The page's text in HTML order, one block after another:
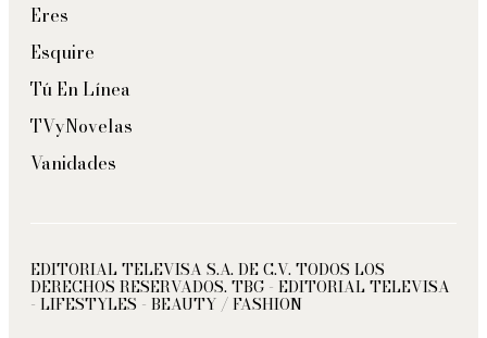
Eres
Esquire
Tú En Línea
TVyNovelas
Vanidades
EDITORIAL TELEVISA S.A. DE C.V. TODOS LOS
DERECHOS RESERVADOS. TBG - EDITORIAL TELEVISA
- LIFESTYLES - BEAUTY / FASHION